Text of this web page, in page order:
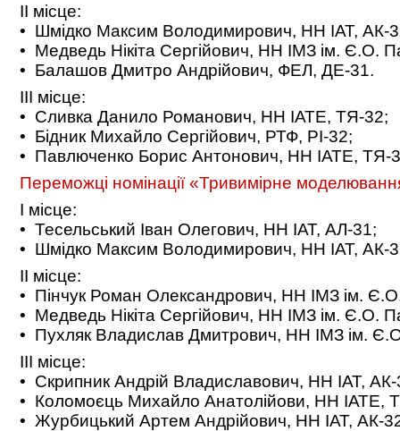
ІІ місце:
• Шмідко Максим Володимирович, НН ІАТ, АК-
• Медведь Нікіта Сергійович, НН ІМЗ ім. Є.О.
• Балашов Дмитро Андрійович, ФЕЛ, ДЕ-31.
ІІІ місце:
• Сливка Данило Романович, НН ІАТЕ, ТЯ-32;
• Бідник Михайло Сергійович, РТФ, РІ-32;
• Павлюченко Борис Антонович, НН ІАТЕ, ТЯ-
Переможці номінації «Тривимірне
І місце:
• Тесельський Іван Олегович, НН ІАТ, АЛ-31;
• Шмідко Максим Володимирович, НН ІАТ, АК-
ІІ місце:
• Пінчук Роман Олександрович, НН ІМЗ ім.
• Медведь Нікіта Сергійович, НН ІМЗ ім. Є.О.
• Пухляк Владислав Дмитрович, НН ІМЗ ім.
ІІІ місце:
• Скрипник Андрій Владиславович, НН ІАТ,
• Коломоєць Михайло Анатолійови, НН ІАТЕ,
• Журбицький Артем Андрійович, НН ІАТ, АК-